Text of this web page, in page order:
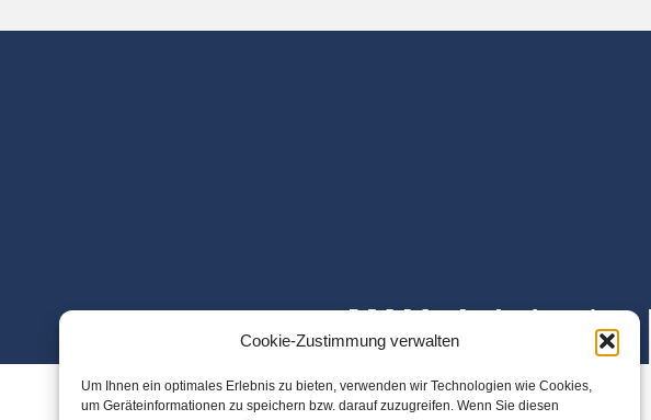
Cookie-Zustimmung verwalten
Um Ihnen ein optimales Erlebnis zu bieten, verwenden wir Technologien wie Cookies,
um Geräteinformationen zu speichern bzw. darauf zuzugreifen. Wenn Sie diesen